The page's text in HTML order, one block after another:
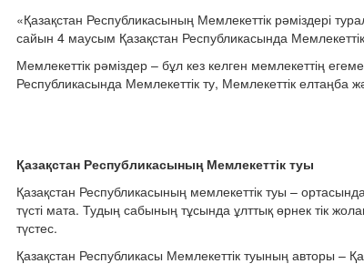
«Қазақстан Республикасының Мемлекеттік рәміздері
сайын 4 маусым Қазақстан Республикасында
Мемлекеттік рәміздер – бұл кез келген мемлекеттің
Республикасында Мемлекеттік ту, Мемлекеттік елтаңба
Қазақстан Республикасының Мемлекеттік туы
Қазақстан Республикасының мемлекеттік туы –
түсті мата. Тудың сабының тұсында ұлттық өрнек тік
түстес.
Қазақстан Республикасы Мемлекеттік туының авторы –